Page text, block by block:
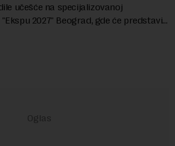
učešće na specijalizovanoj
2027" Beograd, gde će predstaviti